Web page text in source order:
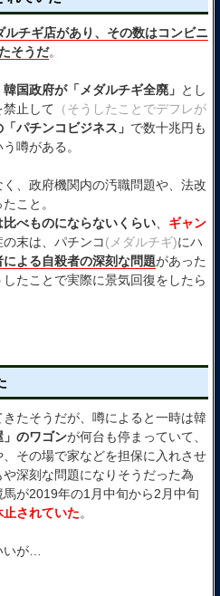
チギ店があり、その数はコンビニ
そうだ。
韓国政府が「メダルチギ全廃」 とし
止して （そうしたことでデフレが
「パチンコビジネス」 で数十兆円も
噂がある。
、政府機関内の汚職問題や、法改
こと。
比べものにならないくらい
ギャン
の末は、パチンコ(メダルチギ)にハ
よる自殺者の深刻な問題があった
たことで実際に景気回復をしたら
たそうだが、噂によると一時は韓
」のワゴンが何台も停まっていて、
その場で家などを担保に入れさせ
深刻な問題になりそうだった為
が2019年の1月中旬から2月中旬
されていた。
が…